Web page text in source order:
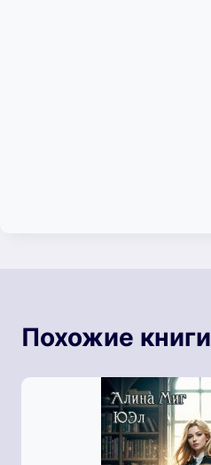
Похожие книги